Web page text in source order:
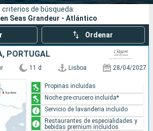
Buscar
criterios de búsqueda:
Seas Grandeur - Atlántico
Ordenar
PORTUGAL
11 d Lisboa 28/04/2027
Propinas incluidas
Noche pre-crucero incluida*
Servicio de lavanderia incluido
Restaurantes de especialidades y
bebidas premium incluidos